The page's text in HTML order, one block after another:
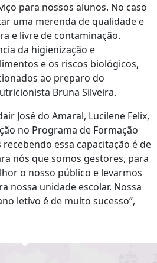
para nossos alunos. No caso
uma merenda de qualidade e
e livre de contaminação.
da higienização e
e os riscos biológicos,
ao preparo do
Bruna Silveira.
José do Amaral, Lucilene Felix,
no Programa de Formação
essa capacitação é de
nós que somos gestores, para
o nosso público e levarmos
nossa unidade escolar. Nossa
letivo é de muito sucesso”,